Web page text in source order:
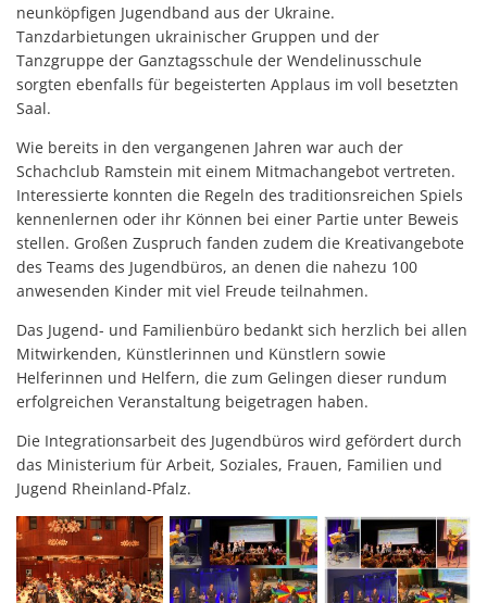
neunköpfigen Jugendband aus der Ukraine.
Tanzdarbietungen ukrainischer Gruppen und der
Tanzgruppe der Ganztagsschule der Wendelinusschule
sorgten ebenfalls für begeisterten Applaus im voll besetzten
Saal.
Wie bereits in den vergangenen Jahren war auch der
Schachclub Ramstein mit einem Mitmachangebot vertreten.
Interessierte konnten die Regeln des traditionsreichen Spiels
kennenlernen oder ihr Können bei einer Partie unter Beweis
stellen. Großen Zuspruch fanden zudem die Kreativangebote
des Teams des Jugendbüros, an denen die nahezu 100
anwesenden Kinder mit viel Freude teilnahmen.
Das Jugend- und Familienbüro bedankt sich herzlich bei allen
Mitwirkenden, Künstlerinnen und Künstlern sowie
Helferinnen und Helfern, die zum Gelingen dieser rundum
erfolgreichen Veranstaltung beigetragen haben.
Die Integrationsarbeit des Jugendbüros wird gefördert durch
das Ministerium für Arbeit, Soziales, Frauen, Familien und
Jugend Rheinland-Pfalz.